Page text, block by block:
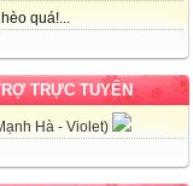
quá!...
TRỰC TUYẾN
Hà - Violet)